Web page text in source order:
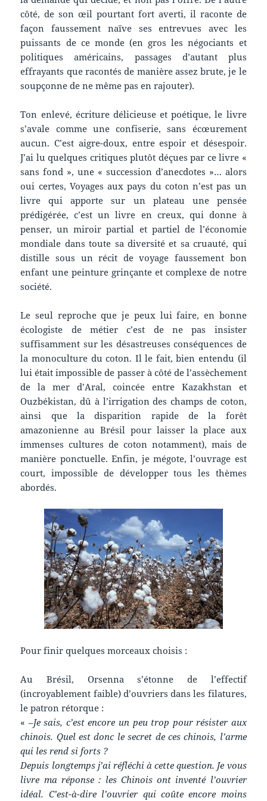
côté, de son œil pourtant fort averti, il raconte de
façon faussement naïve ses entrevues avec les
puissants de ce monde (en gros les négociants et
politiques américains, passages d’autant plus
effrayants que racontés de manière assez brute, je le
soupçonne de ne même pas en rajouter).
Ton enlevé, écriture délicieuse et poétique, le livre
s’avale comme une confiserie, sans écœurement
aucun. C’est aigre-doux, entre espoir et désespoir.
J’ai lu quelques critiques plutôt déçues par ce livre «
sans fond », une « succession d’anecdotes »… alors
oui certes, Voyages aux pays du coton n’est pas un
livre qui apporte sur un plateau une pensée
prédigérée, c’est un livre en creux, qui donne à
penser, un miroir partial et partiel de l’économie
mondiale dans toute sa diversité et sa cruauté, qui
distille sous un récit de voyage faussement bon
enfant une peinture grinçante et complexe de notre
société.
Le seul reproche que je peux lui faire, en bonne
écologiste de métier c’est de ne pas insister
suffisamment sur les désastreuses conséquences de
la monoculture du coton. Il le fait, bien entendu (il
lui était impossible de passer à côté de l’assèchement
de la mer d’Aral, coincée entre Kazakhstan et
Ouzbékistan, dû à l’irrigation des champs de coton,
ainsi que la disparition rapide de la forêt
amazonienne au Brésil pour laisser la place aux
immenses cultures de coton notamment), mais de
manière ponctuelle. Enfin, je mégote, l’ouvrage est
court, impossible de développer tous les thèmes
abordés.
Pour finir quelques morceaux choisis :
Au Brésil, Orsenna s’étonne de l’effectif
(incroyablement faible) d’ouvriers dans les filatures,
le patron rétorque :
« –Je sais, c’est encore un peu trop pour résister aux
chinois. Quel est donc le secret de ces chinois, l’arme
qui les rend si forts ?
Depuis longtemps j’ai réfléchi à cette question. Je vous
livre ma réponse : les Chinois ont inventé l’ouvrier
idéal. C’est-à-dire l’ouvrier qui coûte encore moins